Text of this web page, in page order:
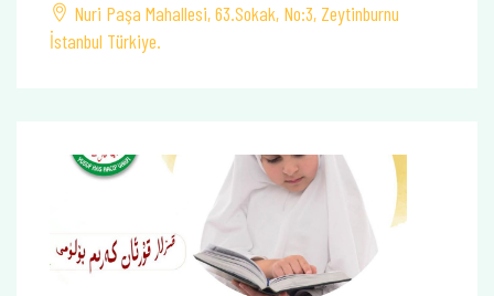
Nuri Paşa Mahallesi, 63.Sokak, No:3, Zeytinburnu
İstanbul Türkiye.